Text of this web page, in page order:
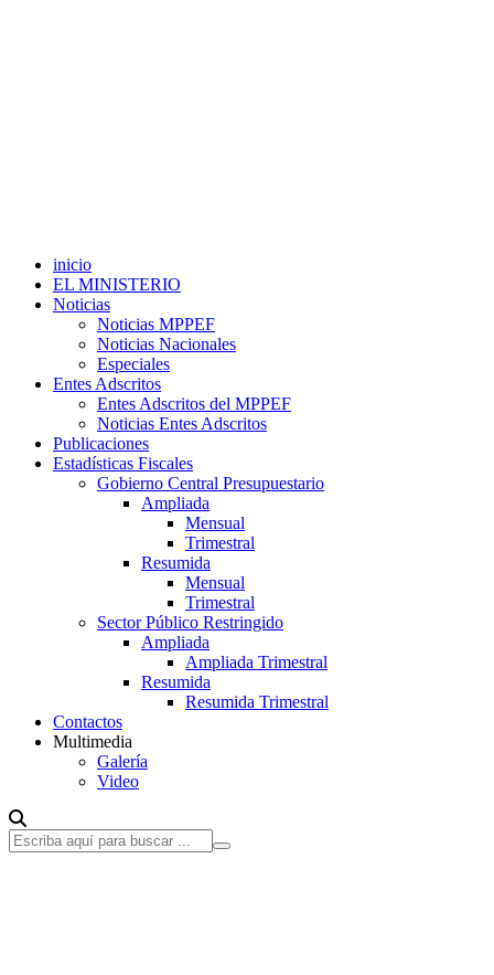
inicio
EL MINISTERIO
Noticias
Noticias MPPEF
Noticias Nacionales
Especiales
Entes Adscritos
Entes Adscritos del MPPEF
Noticias Entes Adscritos
Publicaciones
Estadísticas Fiscales
Gobierno Central Presupuestario
Ampliada
Mensual
Trimestral
Resumida
Mensual
Trimestral
Sector Público Restringido
Ampliada
Ampliada Trimestral
Resumida
Resumida Trimestral
Contactos
Multimedia
Galería
Video